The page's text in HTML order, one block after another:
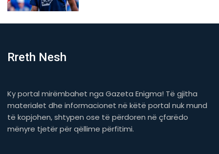
Rreth Nesh
Ky portal mirëmbahet nga Gazeta Enigma! Të gjitha
materialet dhe informacionet në këtë portal nuk mund
të kopjohen, shtypen ose të përdoren në çfarëdo
mënyre tjetër për qëllime përfitimi.